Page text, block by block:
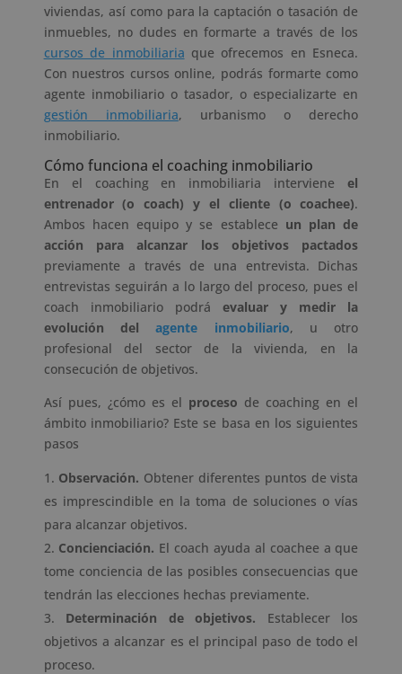
viviendas, así como para la captación o tasación de
inmuebles, no dudes en formarte a través de los
cursos de inmobiliaria que ofrecemos en Esneca.
Con nuestros cursos online, podrás formarte como
agente inmobiliario o tasador, o especializarte en
gestión inmobiliaria, urbanismo o derecho
inmobiliario.
Cómo funciona el coaching inmobiliario
En el coaching en inmobiliaria intervieneel
entrenador (o coach) y el cliente (o coachee).
Ambos hacen equipo y se establece un plan de
acción para alcanzar los objetivos pactados
previamente a través de una entrevista. Dichas
entrevistas seguirán a lo largo del proceso, pues el
coach inmobiliario podrá evaluar y medir la
evolución delagente inmobiliario, u otro
profesional del sector de la vivienda, en la
consecución de objetivos.
Así pues, ¿cómo es el proceso de coaching en el
ámbito inmobiliario? Este se basa en los siguientes
pasos
Observación. Obtener diferentes puntos de vista
es imprescindible en la toma de soluciones o vías
para alcanzar objetivos.
Concienciación. El coach ayuda al coachee a que
tome conciencia de las posibles consecuencias que
tendrán las elecciones hechas previamente.
Determinación de objetivos. Establecer los
objetivos a alcanzar es el principal paso de todo el
proceso.